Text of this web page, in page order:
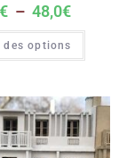
– 48,0€
des options